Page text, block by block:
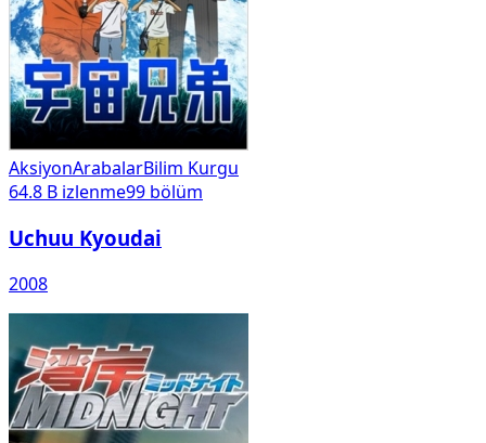
AksiyonArabalarBilim Kurgu
64.8 B izlenme99 bölüm
Uchuu Kyoudai
2008